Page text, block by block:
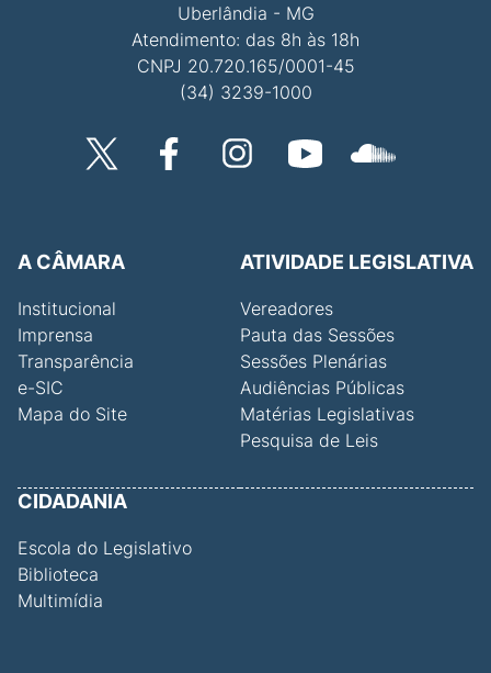
Uberlândia - MG
Atendimento: das 8h às 18h
CNPJ 20.720.165/0001-45
(34) 3239-1000
A CÂMARA
Institucional
Imprensa
Transparência
e-SIC
Mapa do Site
ATIVIDADE LEGISLATIVA
Vereadores
Pauta das Sessões
Sessões Plenárias
Audiências Públicas
Matérias Legislativas
Pesquisa de Leis
CIDADANIA
Escola do Legislativo
Biblioteca
Multimídia